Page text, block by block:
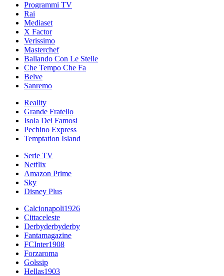
Programmi TV
Rai
Mediaset
X Factor
Verissimo
Masterchef
Ballando Con Le Stelle
Che Tempo Che Fa
Belve
Sanremo
Reality
Grande Fratello
Isola Dei Famosi
Pechino Express
Temptation Island
Serie TV
Netflix
Amazon Prime
Sky
Disney Plus
Calcionapoli1926
Cittaceleste
Derbyderbyderby
Fantamagazine
FCInter1908
Forzaroma
Golssip
Hellas1903